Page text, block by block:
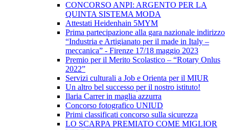
CONCORSO ANPI: ARGENTO PER LA
QUINTA SISTEMA MODA
Attestati Heidenhain 5MYM
Prima partecipazione alla gara nazionale indirizzo
“Industria e Artigianato per il made in Italy –
meccanica” - Firenze 17/18 maggio 2023
Premio per il Merito Scolastico – “Rotary Onlus
2022”
Servizi culturali a Job e Orienta per il MIUR
Un altro bel successo per il nostro istituto!
Ilaria Carrer in maglia azzurra
Concorso fotografico UNIUD
Primi classificati concorso sulla sicurezza
LO SCARPA PREMIATO COME MIGLIOR